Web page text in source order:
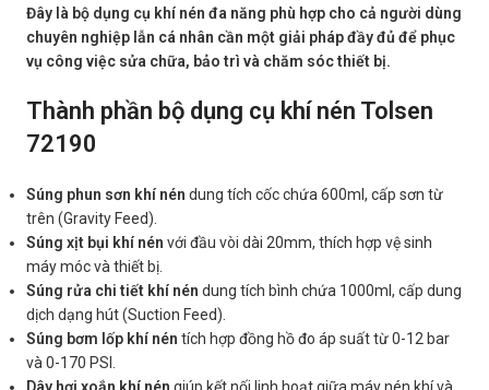
Đây là bộ dụng cụ khí nén đa năng phù hợp cho cả người dùng
chuyên nghiệp lẫn cá nhân cần một giải pháp đầy đủ để phục
vụ công việc sửa chữa, bảo trì và chăm sóc thiết bị.
Thành phần bộ dụng cụ khí nén Tolsen
72190
Súng phun sơn khí nén dung tích cốc chứa 600ml, cấp sơn từ
trên (Gravity Feed).
Súng xịt bụi khí nén với đầu vòi dài 20mm, thích hợp vệ sinh
máy móc và thiết bị.
Súng rửa chi tiết khí nén dung tích bình chứa 1000ml, cấp dung
dịch dạng hút (Suction Feed).
Súng bơm lốp khí nén tích hợp đồng hồ đo áp suất từ 0-12 bar
và 0-170 PSI.